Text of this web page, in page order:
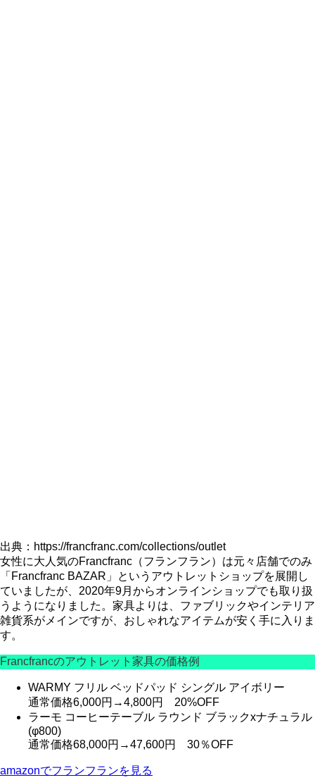
出典：https://francfranc.com/collections/outlet
女性に大人気のFrancfranc（フランフラン）は元々店舗でのみ
「Francfranc BAZAR」というアウトレットショップを展開し
ていましたが、2020年9月からオンラインショップでも取り扱
うようになりました。家具よりは、ファブリックやインテリア
雑貨系がメインですが、おしゃれなアイテムが安く手に入りま
す。
Francfrancのアウトレット家具の価格例
WARMY フリル ベッドパッド シングル アイボリー
通常価格6,000円→4,800円 20%OFF
ラーモ コーヒーテーブル ラウンド ブラックxナチュラル
(φ800)
通常価格68,000円→47,600円 30％OFF
amazonでフランフランを見る